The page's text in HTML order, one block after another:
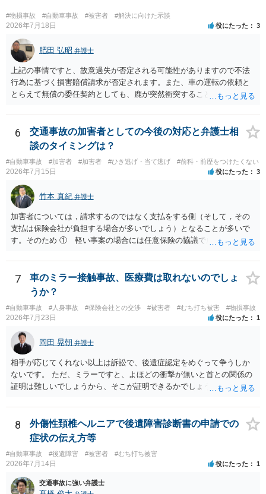
#物損事故 #自動車事故 #被害者 #解決に向けた示談
2026年7月18日 役にたった 3
肥田 弘昭 弁護士
上記の事情ですと、故意過失が否定される可能性がありますので不法
行為に基づく損害賠償請求が否定されます。また、車の運転の依頼と
とらえて無償の委任契約としても、鹿が突然衝突することは予見がで
償請求も成立しない可能性があります。以上の理由から支払義務は否
定される可能性が高いです。ご参考にしてください。
6
交通事故の加害者としての今後の対応と弁護士相
談のタイミングは？
#自動車事故 #加害者 #加害者 #ひき逃げ・当て逃げ #前科・前歴をつけたくない
2026年7月15日 役にたった 3
竹本 真紀 弁護士
加害者については，請求するのではなく支払をする側（そして，その
支払は保険会社が負担する場合が多いでしょう）となることが多いで
す。そのため ① 軽い事案の場合には任意保険の協議で成立すること
保険の協議となり，事案によっては保険会社が代理人弁護士をつける
場合が多いこと イ 刑事事件に進む場合は，刑事弁護の話になるこ
と などの事情から，任意保険に入っていない場合など，特殊な場合以
外は，あまり顕在化する事情がないのだと思います。 ですから，加害
者側も弁護士が入っているケースは実際にはあるのです。 本件は，刑
事事件の面で問題となっています。 交通事故を発生した場合には，警
察に報告しなければなりません。道路交通法違反第７２条第１項後段
に不申告という形で定められています。本件は，これに客観的には該
当することがはっきりしている事案です。ですから「単なる交通事故
から，刑事事件になりそうな…」ではなく，刑事事件の対象となるこ
とがはっきりしている事案です。 自分は逃げていないという認識でし
ょう。そのため，故意を否認している形になるのですが，「現場から
離れる」→「コンビニで駐車」→「しばらく待機」→「徒歩で現場に
戻る→誰もいないから警察に連絡しないで帰る」という流れの中で，
事故を起こした認識があるから現場に戻っているはずなのに，どうし
て警察に連絡しないのだろうという話になっているのだと思います。
そして，捜査機関としては，解離性健忘の影響で報告できなかった事
情が見当たらないのだと思います。このような点を意識された上で，
警察の方に事実を理解してもらえるように説明することが，相談者の
認識に沿った解決につながるように思います。 警察からすると，事故
7
車のミラー接触事故、医療費は取れないのでしょ
うか？
#自動車事故 #人身事故 #保険会社との交渉 #被害者 #むち打ち被害 #物損事故
2026年7月23日 役にたった 1
岡田 晃朝 弁護士
相手が応じてくれない以上は訴訟で、後遺症認定をめぐって争うしか
ないです。 ただ、ミラーですと、よほどの衝撃が無いと首との関係の
証明は難しいでしょうから、そこが証明できるかでしょうね。
8
外傷性頚椎ヘルニアで後遺障害診断書の申請での
症状の伝え方等
#自動車事故 #後遺障害 #被害者 #むち打ち被害
2026年7月14日 役にたった 1
交通事故に強い弁護士